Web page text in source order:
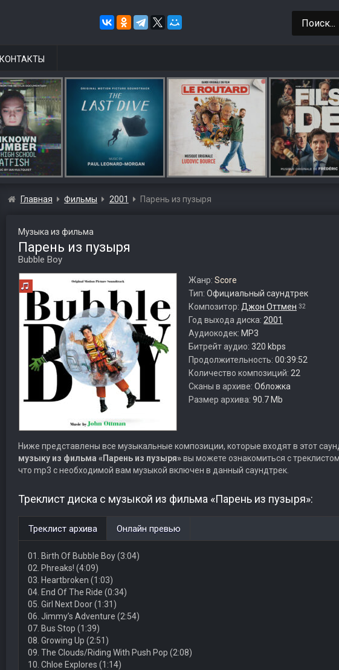
КОНТАКТЫ
Главная Фильмы 2001 Парень из пузыря
Музыка из фильма
Парень из пузыря
Bubble Boy
Жанр: Score
Тип: Официальный саундтрек
Композитор: Джон Оттмен 32
Год выхода диска: 2001
Аудиокодек: MP3
Битрейт аудио: 320 kbps
Продолжительность: 00:39:52
Количество композиций: 22
Сканы в архиве: Обложка
Размер архива: 90.7 Mb
Ниже представлены все музыкальные композиции, которые входят в этот
музыку из фильма «Парень из пузыря»вы можете ознакомиться с
что mp3 с необходимой вам музыкой включен в данный саундтрек.
Треклист диска с музыкой из фильма «Парень из пузыря»:
Треклист архива Онлайн превью
01. Birth Of Bubble Boy (3:04)
02. Phreaks! (4:09)
03. Heartbroken (1:03)
04. End Of The Ride (0:34)
05. Girl Next Door (1:31)
06. Jimmy’s Adventure (2:54)
07. Bus Stop (1:39)
08. Growing Up (2:51)
09. The Clouds/Riding With Push Pop (2:08)
10. Chloe Explores (1:14)